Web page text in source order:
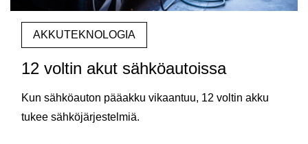
AKKUTEKNOLOGIA
12 voltin akut sähköautoissa
Kun sähköauton pääakku vikaantuu, 12 voltin akku
tukee sähköjärjestelmiä.